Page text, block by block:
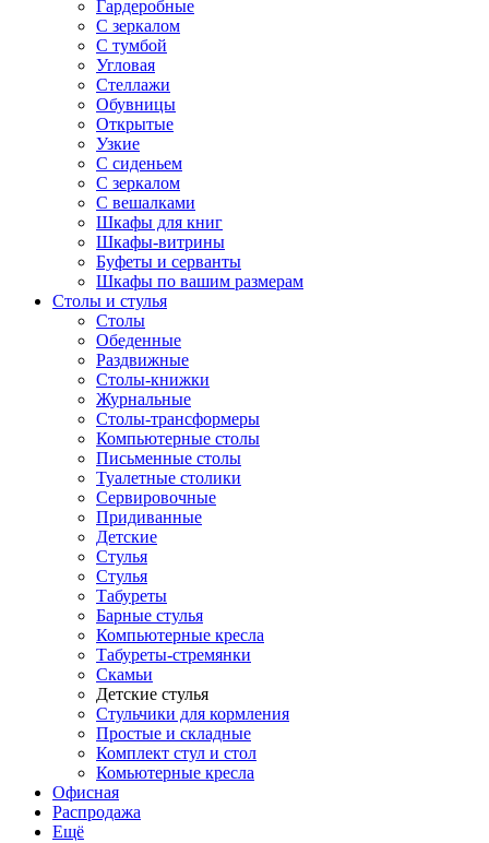
Гардеробные
С зеркалом
С тумбой
Угловая
Стеллажи
Обувницы
Открытые
Узкие
С сиденьем
С зеркалом
С вешалками
Шкафы для книг
Шкафы-витрины
Буфеты и серванты
Шкафы по вашим размерам
Столы и стулья
Столы
Обеденные
Раздвижные
Столы-книжки
Журнальные
Столы-трансформеры
Компьютерные столы
Письменные столы
Туалетные столики
Сервировочные
Придиванные
Детские
Стулья
Стулья
Табуреты
Барные стулья
Компьютерные кресла
Табуреты-стремянки
Скамьи
Детские стулья
Стульчики для кормления
Простые и складные
Комплект стул и стол
Комьютерные кресла
Офисная
Распродажа
Eщё